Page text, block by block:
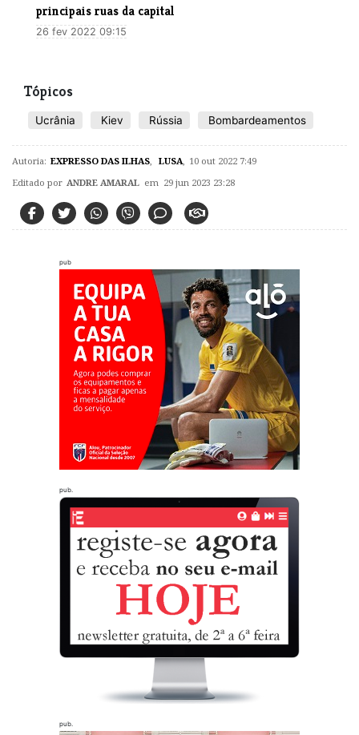
principais ruas da capital
26 fev 2022 09:15
Tópicos
Ucrânia Kiev Rússia Bombardeamentos
Autoria: EXPRESSO DAS ILHAS LUSA 10 out 2022 7:49
Editado por ANDRE AMARAL em 29 jun 2023 23:28
pub
pub.
pub.